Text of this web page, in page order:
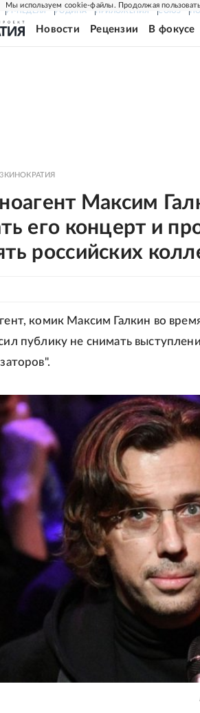
Мы используем cookie-файлы. Продолжая
РГ-НЕДЕЛЯ РОДИНА ПРИЛОЖЕНИЯ СОЮЗ
Новости Рецензии В фокусе
КИНОКРАТИЯ
Максим
его концерт и
российских
комик Максим Галкин во
публику не снимать